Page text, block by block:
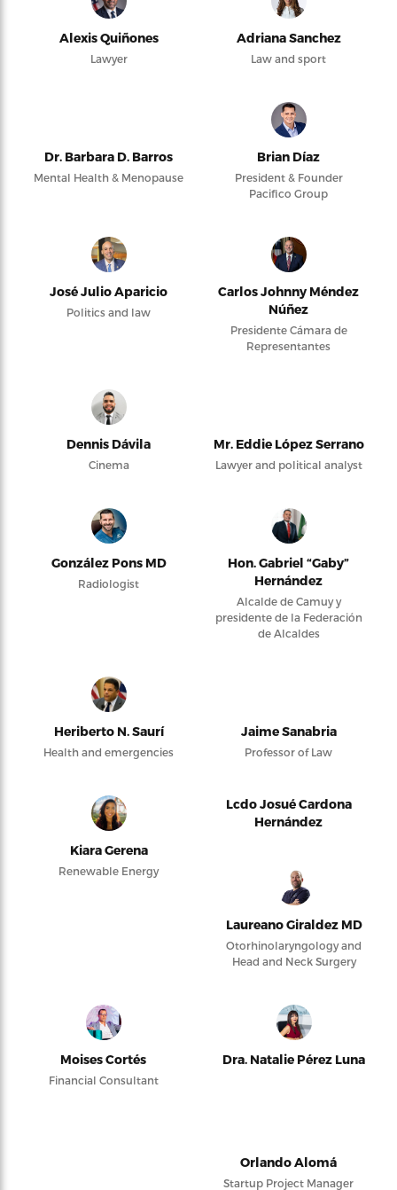
Alexis Quiñones
Lawyer
Adriana Sanchez
Law and sport
Dr. Barbara D. Barros
Mental Health & Menopause
Brian Díaz
President & Founder
Pacifico Group
José Julio Aparicio
Politics and law
Carlos Johnny Méndez
Núñez
Presidente Cámara de
Representantes
Dennis Dávila
Cinema
Mr. Eddie López Serrano
Lawyer and political analyst
González Pons MD
Radiologist
Hon. Gabriel “Gaby”
Hernández
Alcalde de Camuy y
presidente de la Federación
de Alcaldes
Heriberto N. Saurí
Health and emergencies
Jaime Sanabria
Professor of Law
Kiara Gerena
Renewable Energy
Lcdo Josué Cardona
Hernández
Laureano Giraldez MD
Otorhinolaryngology and
Head and Neck Surgery
Moises Cortés
Financial Consultant
Dra. Natalie Pérez Luna
Orlando Alomá
Startup Project Manager